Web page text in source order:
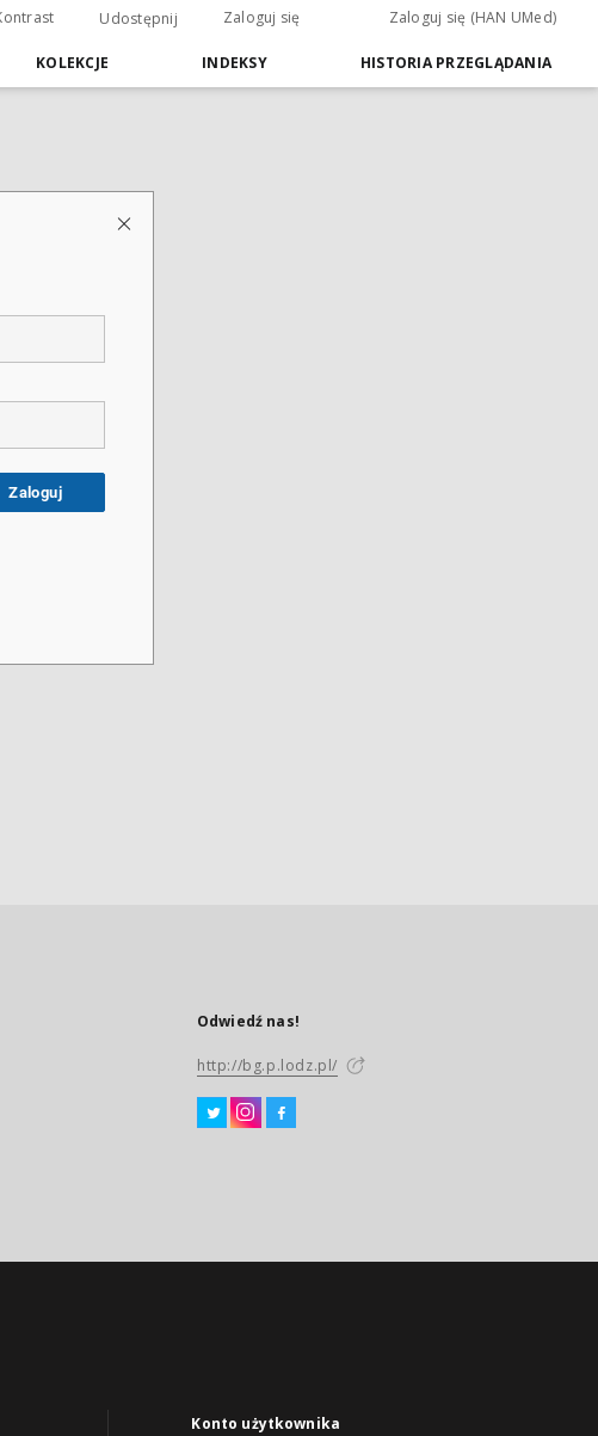
Udostępnij Zaloguj się Zaloguj się (HAN UMed)
KOLEKCJE INDEKSY HISTORIA PRZEGLĄDANIA
Zaloguj
Odwiedź nas!
http://bg.p.lodz.pl/
Konto użytkownika